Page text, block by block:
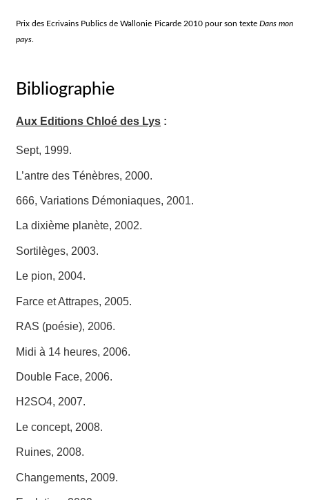
Prix des Ecrivains Publics de Wallonie Picarde 2010 pour son texte Dans mon
pays.
Bibliographie
Aux Editions Chloé des Lys :
Sept, 1999.
L’antre des Ténèbres, 2000.
666, Variations Démoniaques, 2001.
La dixième planète, 2002.
Sortilèges, 2003.
Le pion, 2004.
Farce et Attrapes, 2005.
RAS (poésie), 2006.
Midi à 14 heures, 2006.
Double Face, 2006.
H2SO4, 2007.
Le concept, 2008.
Ruines, 2008.
Changements, 2009.